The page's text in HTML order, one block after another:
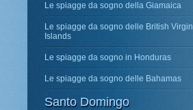
Le spiagge da sogno della Giamaica
Le spiagge da sogno delle British Virgin
Islands
Le spiagge da sogno in Honduras
Le spiagge da sogno delle Bahamas
Santo Domingo